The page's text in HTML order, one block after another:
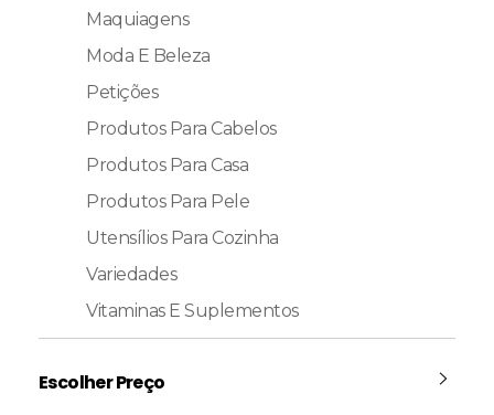
Maquiagens
Moda E Beleza
Petições
Produtos Para Cabelos
Produtos Para Casa
Produtos Para Pele
Utensílios Para Cozinha
Variedades
Vitaminas E Suplementos
Escolher Preço